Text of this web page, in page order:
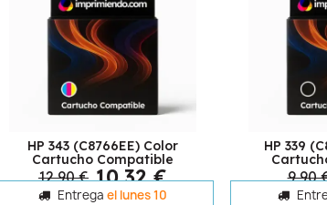
HP 343 (C8766EE) Color
Cartucho Compatible
12,90 € 10,32 €
Entrega el lunes 10
HP 339
9,90